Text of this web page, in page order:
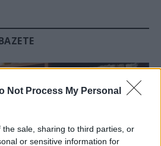
Not Process My Personal
sale, sharing to third parties, or
or sensitive information for